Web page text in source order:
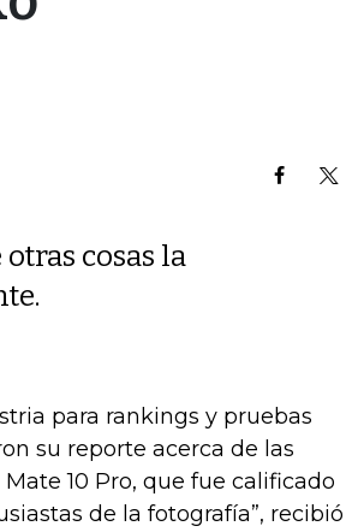
cosas la
para rankings y pruebas
su reporte acerca de las
10 Pro, que fue calificado
de la fotografía”, recibió